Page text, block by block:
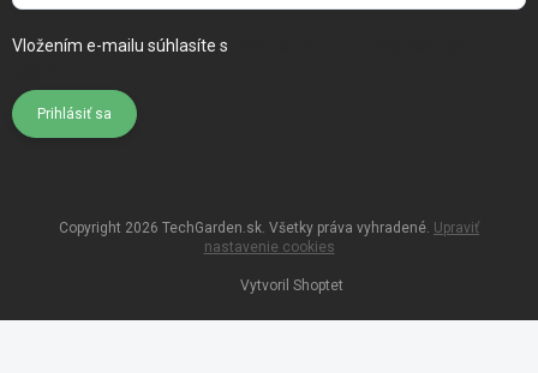
Vložením e-mailu súhlasíte s
Prihlásiť sa
Vytvoril Shoptet
Copyright 2026 TechGarden.sk. Všetky práva vyhradené. Upraviť
nastavenie cookies